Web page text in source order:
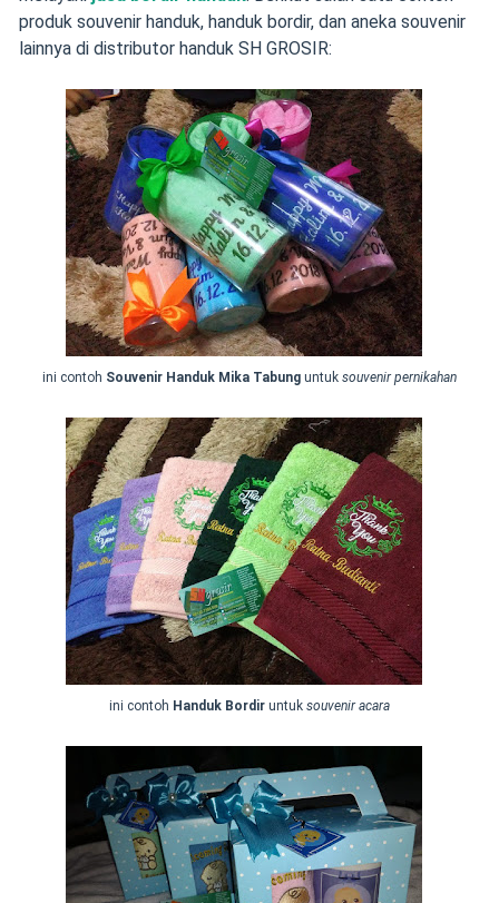
produk souvenir handuk, handuk bordir, dan aneka souvenir
lainnya di distributor handuk SH GROSIR:
ini contoh Souvenir Handuk Mika Tabunguntuk souvenir pernikahan
ini contoh Handuk Bordiruntuk souvenir acara